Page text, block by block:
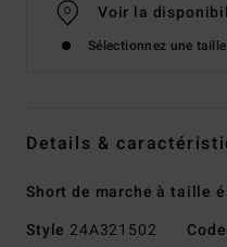
Voir la
Sélectionnez une taille
Details &
Short de marche à taille
Style 24A321502